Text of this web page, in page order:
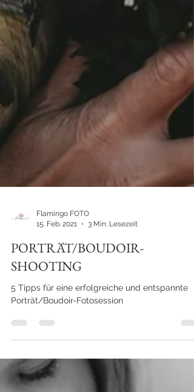
Flamingo FOTO
15. Feb. 2021
3 Min. Lesezeit
PORTRÄT/BOUDOIR-
SHOOTING
5 Tipps für eine erfolgreiche und entspannte
Porträt/Boudoir-Fotosession